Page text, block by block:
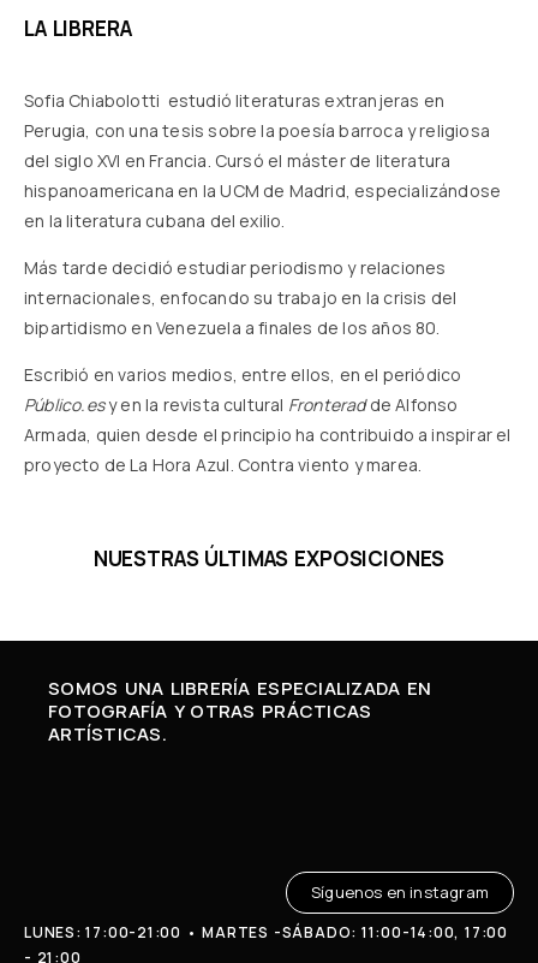
LA LIBRERA
Sofia Chiabolotti estudió literaturas extranjeras en
Perugia, con una tesis sobre la poesía barroca y religiosa
del siglo XVI en Francia. Cursó el máster de literatura
hispanoamericana en la UCM de Madrid, especializándose
en la literatura cubana del exilio.
Más tarde decidió estudiar periodismo y relaciones
internacionales, enfocando su trabajo en la crisis del
bipartidismo en Venezuela a finales de los años 80.
Escribió en varios medios, entre ellos, en el periódico
Público.esy en la revista cultural Fronteradde Alfonso
Armada, quien desde el principio ha contribuido a inspirar el
proyecto de La Hora Azul. Contra viento y marea.
NUESTRAS ÚLTIMAS EXPOSICIONES
SOMOS UNA LIBRERÍA ESPECIALIZADA EN
FOTOGRAFÍA Y OTRAS PRÁCTICAS
ARTÍSTICAS.
LUNES: 17:00-21:00 • MARTES -SÁBADO: 11:00-14:00, 17:00
- 21:00
Síguenos en instagram